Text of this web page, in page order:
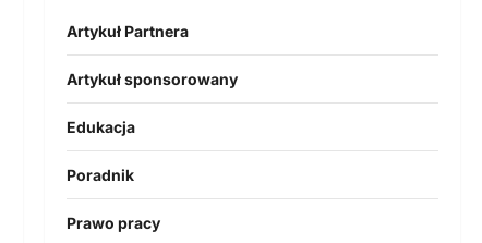
Artykuł Partnera
Artykuł sponsorowany
Edukacja
Poradnik
Prawo pracy